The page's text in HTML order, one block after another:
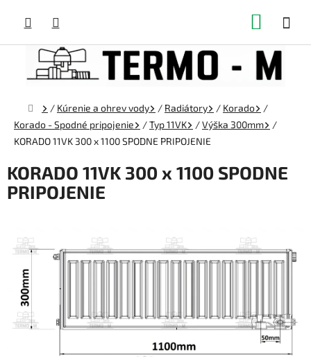
obsah
Domov
/ Kúrenie a ohrev vody / Radiátory / Korado
/
Korado - Spodné pripojenie
/Typ 11VK /Výška 300mm
/
KORADO 11VK 300 x 1100 SPODNE PRIPOJENIE
KORADO 11VK 300 x 1100 SPODNE
PRIPOJENIE